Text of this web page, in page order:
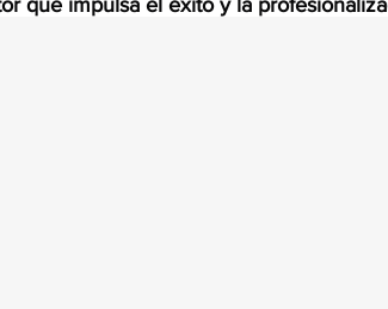
que impulsa el éxito y la